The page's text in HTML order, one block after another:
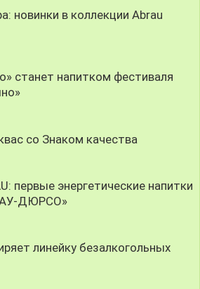
новинки в коллекции Abrau
станет напитком фестиваля
со Знаком качества
первые энергетические напитки
ДЮРСО»
линейку безалкогольных